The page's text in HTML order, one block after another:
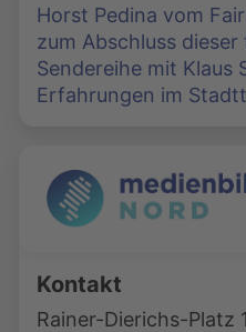
Horst Pedina vom
zum Abschluss
Sendereihe mit Klaus
Erfahrungen im
Kontakt
Rainer-Dierichs-Platz 1